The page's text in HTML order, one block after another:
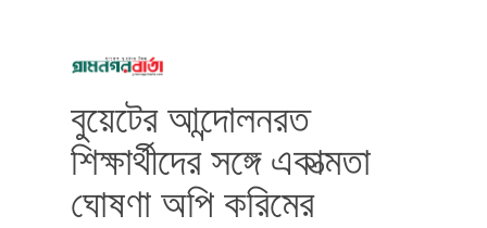
বুয়েটের আন্দোলনরত
শিক্ষার্থীদের সঙ্গে একাত্মতা
ঘোষণা অপি করিমের